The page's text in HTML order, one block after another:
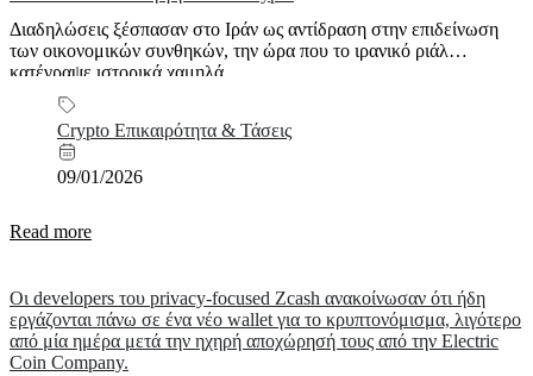
Διαδηλώσεις ξέσπασαν στο Ιράν ως αντίδραση στην επιδείνωση
των οικονομικών συνθηκών, την ώρα που το ιρανικό ριάλ
κατέγραψε ιστορικά χαμηλά...
Crypto Επικαιρότητα & Τάσεις
09/01/2026
Read more
Οι developers του privacy-focused Zcash ανακοίνωσαν ότι ήδη
εργάζονται πάνω σε ένα νέο wallet για το κρυπτονόμισμα, λιγότερο
από μία ημέρα μετά την ηχηρή αποχώρησή τους από την Electric
Coin Company.